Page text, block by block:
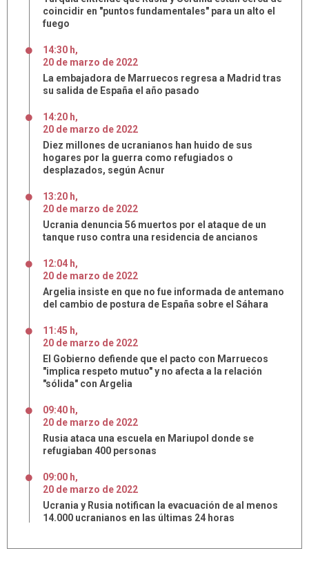
coincidir en "puntos fundamentales" para un alto el
fuego
14:30 h,
20 de marzo de 2022
La embajadora de Marruecos regresa a Madrid tras
su salida de España el año pasado
14:20 h,
20 de marzo de 2022
Diez millones de ucranianos han huido de sus
hogares por la guerra como refugiados o
desplazados, según Acnur
13:20 h,
20 de marzo de 2022
Ucrania denuncia 56 muertos por el ataque de un
tanque ruso contra una residencia de ancianos
12:04 h,
20 de marzo de 2022
Argelia insiste en que no fue informada de antemano
del cambio de postura de España sobre el Sáhara
11:45 h,
20 de marzo de 2022
El Gobierno defiende que el pacto con Marruecos
"implica respeto mutuo" y no afecta a la relación
"sólida" con Argelia
09:40 h,
20 de marzo de 2022
Rusia ataca una escuela en Mariupol donde se
refugiaban 400 personas
09:00 h,
20 de marzo de 2022
Ucrania y Rusia notifican la evacuación de al menos
14.000 ucranianos en las últimas 24 horas